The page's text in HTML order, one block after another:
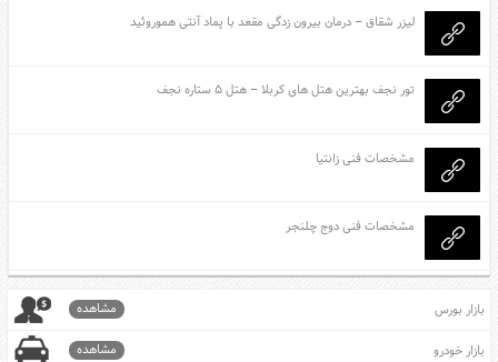
لیزر شقاق – درمان بیرون زدگی مقعد با پماد آنتی هموروئید
تور نجف بهترین هتل های کربلا – هتل ۵ ستاره نجف
مشخصات فنی زانتیا
مشخصات فنی دوج چلنجر
بازار بورس مشاهده
بازار خودرو مشاهده